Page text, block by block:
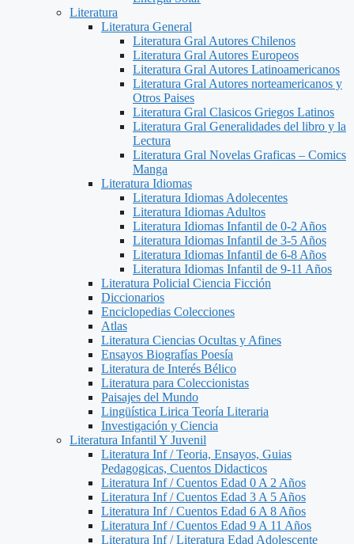
Literatura
Literatura General
Literatura Gral Autores Chilenos
Literatura Gral Autores Europeos
Literatura Gral Autores Latinoamericanos
Literatura Gral Autores norteamericanos y
Otros Paises
Literatura Gral Clasicos Griegos Latinos
Literatura Gral Generalidades del libro y la
Lectura
Literatura Gral Novelas Graficas – Comics
Manga
Literatura Idiomas
Literatura Idiomas Adolecentes
Literatura Idiomas Adultos
Literatura Idiomas Infantil de 0-2 Años
Literatura Idiomas Infantil de 3-5 Años
Literatura Idiomas Infantil de 6-8 Años
Literatura Idiomas Infantil de 9-11 Años
Literatura Policial Ciencia Ficción
Diccionarios
Enciclopedias Colecciones
Atlas
Literatura Ciencias Ocultas y Afines
Ensayos Biografías Poesía
Literatura de Interés Bélico
Literatura para Coleccionistas
Paisajes del Mundo
Lingüística Lirica Teoría Literaria
Investigación y Ciencia
Literatura Infantil Y Juvenil
Literatura Inf / Teoria, Ensayos, Guias
Pedagogicas, Cuentos Didacticos
Literatura Inf / Cuentos Edad 0 A 2 Años
Literatura Inf / Cuentos Edad 3 A 5 Años
Literatura Inf / Cuentos Edad 6 A 8 Años
Literatura Inf / Cuentos Edad 9 A 11 Años
Literatura Inf / Literatura Edad Adolescente